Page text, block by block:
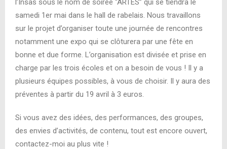
l’Insas sous le nom de soirée “ARTES” qui se tiendra le
samedi 1er mai dans le hall de rabelais. Nous travaillons
sur le projet d’organiser toute une journée de rencontres
notamment une expo qui se clôturera par une fête en
bonne et due forme. L’organisation est divisée et prise en
charge par les trois écoles et on a besoin de vous ! Il y a
plusieurs équipes possibles, à vous de choisir. Il y aura des
préventes à partir du 19 avril à 3 euros.
Si vous avez des idées, des performances, des groupes,
des envies d’activités, de contenu, tout est encore ouvert,
contactez-moi au plus vite !